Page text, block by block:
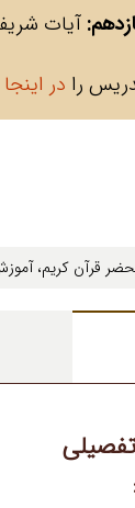
آیات شریفه ۷۴
را در اینجا
قرآن کریم، ‌